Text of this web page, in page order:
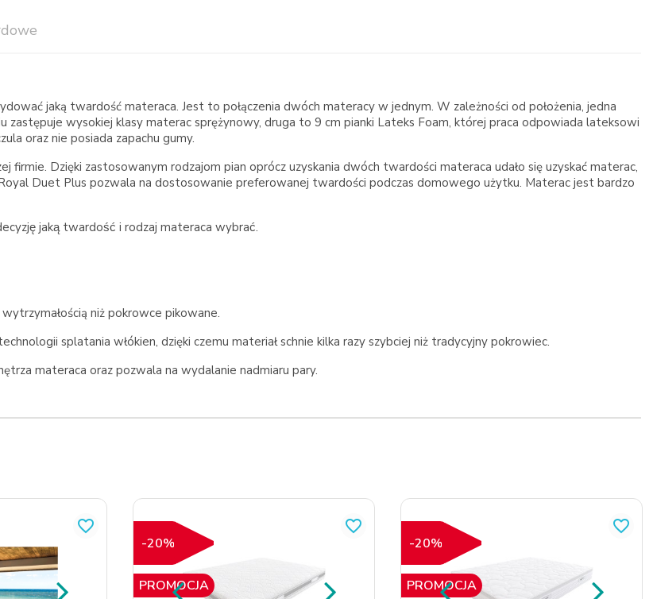
jaką twardość materaca. Jest to połączenia dwóch materacy w jednym. W zależności od położenia, jedna
wysokiej klasy materac sprężynowy, druga to 9 cm pianki Lateks Foam, której praca odpowiada lateksowi
oraz nie posiada zapachu gumy.
Dzięki zastosowanym rodzajom pian oprócz uzyskania dwóch twardości materaca udało się uzyskać materac,
Duet Plus pozwala na dostosowanie preferowanej twardości podczas domowego użytku. Materac jest bardzo
jaką twardość i rodzaj materaca wybrać.
niż pokrowce pikowane.
splatania włókien, dzięki czemu materiał schnie kilka razy szybciej niż tradycyjny pokrowiec.
materaca oraz pozwala na wydalanie nadmiaru pary.
favorite_border
PROMOCJA
-20%
favorite_border
PROMOCJA
-20%
favorite_border